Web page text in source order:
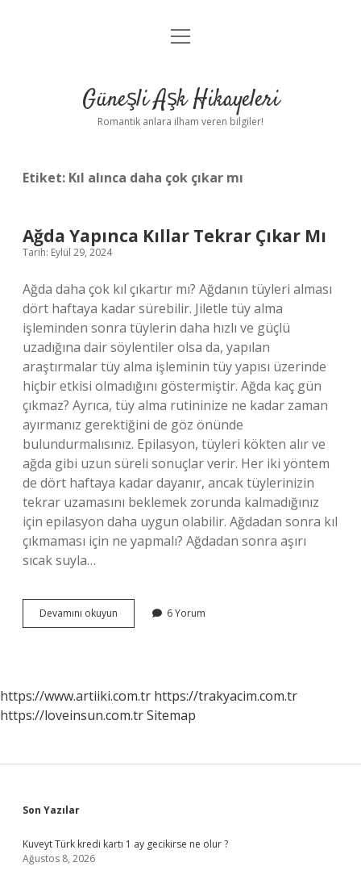
Anasayfa
Yasal Uyarı
menüyü
Güneşli Aşk Hikayeleri
Romantik anlara ilham veren bilgiler!
Etiket: Kıl alınca daha çok çıkar mı
Ağda Yapınca Kıllar Tekrar Çıkar Mı
Tarih: Eylül 29, 2024
Ağda daha çok kıl çıkartır mı? Ağdanın tüyleri alması
dört haftaya kadar sürebilir. Jiletle tüy alma
işleminden sonra tüylerin daha hızlı ve güçlü
uzadığına dair söylentiler olsa da, yapılan
araştırmalar tüy alma işleminin tüy yapısı üzerinde
hiçbir etkisi olmadığını göstermiştir. Ağda kaç gün
çıkmaz? Ayrıca, tüy alma rutininize ne kadar zaman
ayırmanız gerektiğini de göz önünde
bulundurmalısınız. Epilasyon, tüyleri kökten alır ve
ağda gibi uzun süreli sonuçlar verir. Her iki yöntem
de dört haftaya kadar dayanır, ancak tüylerinizin
tekrar uzamasını beklemek zorunda kalmadığınız
için epilasyon daha uygun olabilir. Ağdadan sonra kıl
çıkmaması için ne yapmalı? Ağdadan sonra aşırı
sıcak suyla…
Devamını okuyun
Yapınca
6 Yorum
https://www.artiiki.com.tr https://trakyacim.com.tr
https://loveinsun.com.trSitemap
Sidebar
Son Yazılar
Kuveyt Türk kredi kartı 1 ay gecikirse ne olur ?
Ağustos 8, 2026